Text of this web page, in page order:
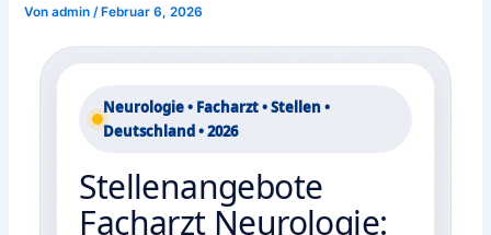
Vonadmin /Februar 6, 2026
Neurologie • Facharzt • Stellen •
Deutschland • 2026
Stellenangebote
Facharzt Neurologie: